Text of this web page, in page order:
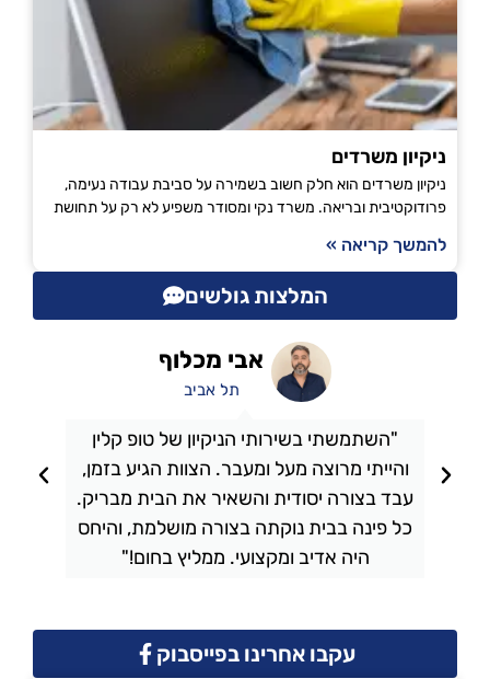
ניקיון משרדים
ניקיון משרדים הוא חלק חשוב בשמירה על סביבת עבודה נעימה,
פרודוקטיבית ובריאה. משרד נקי ומסודר משפיע לא רק על תחושת
להמשך קריאה »
המלצות גולשים
"השתמשתי בשירותי הניקיון של טופ קלין
והייתי מרוצה מעל ומעבר. הצוות הגיע בזמן,
עבד בצורה יסודית והשאיר את הבית מבריק.
כל פינה בבית נוקתה בצורה מושלמת, והיחס
היה אדיב ומקצועי. ממליץ בחום!"
אבי מכלוף
תל אביב
עקבו אחרינו בפייסבוק